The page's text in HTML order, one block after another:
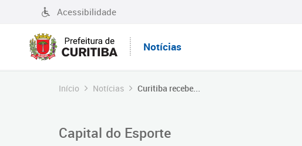
Acessibilidade
Notícias
Início Notícias Curitiba recebe...
Capital do Esporte